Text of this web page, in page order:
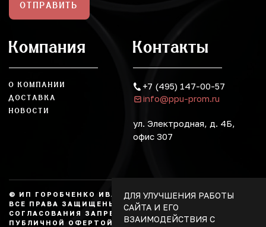
ОТПРАВИТЬ
Компания
О КОМПАНИИ
ДОСТАВКА
НОВОСТИ
Контакты
+7 (495) 147-00-57
info@ppu-prom.ru
ул. Электродная, д. 4Б,
офис 307
© ИП ГОРОБЧЕНКО ИВАН АЛЕКСАНДРОВИЧ, 2026.
ВСЕ ПРАВА ЗАЩИЩЕНЫ, КОПИРОВАНИЕ БЕЗ
СОГЛАСОВАНИЯ ЗАПРЕЩЕНО. НЕ ЯВЛЯЕТСЯ
ПУБЛИЧНОЙ ОФЕРТОЙ.
ДЛЯ УЛУЧШЕНИЯ РАБОТЫ
САЙТА И ЕГО
ВЗАИМОДЕЙСТВИЯ С